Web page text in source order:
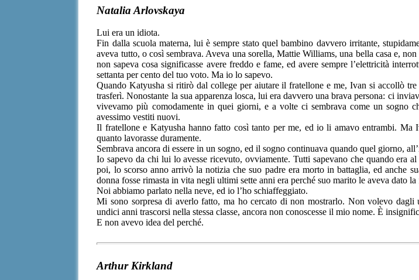
Natalia Arlovskaya
Lui era un idiota.
Fin dalla scuola materna, lui è sempre stato quel bambino davvero irritante,
aveva tutto, o così sembrava. Aveva una sorella, Mattie Williams, una bella casa e,
non sapeva cosa significasse avere freddo e fame, ed avere sempre l’elettricità
settanta per cento del tuo voto. Ma io lo sapevo.
Quando Katyusha si ritirò dal college per aiutare il fratellone e me, Ivan si accollò
trasferì. Nonostante la sua apparenza losca, lui era davvero una brava persona: ci
vivevamo più comodamente in quei giorni, e a volte ci sembrava come un sogno
avessimo vestiti nuovi.
Il fratellone e Katyusha hanno fatto così tanto per me, ed io li amavo entrambi.
quanto lavorasse duramente.
Sembrava ancora di essere in un sogno, ed il sogno continuava quando quel giorno,
Io sapevo da chi lui lo avesse ricevuto, ovviamente. Tutti sapevano che quando era
poi, lo scorso anno arrivò la notizia che suo padre era morto in battaglia, ed anche
donna fosse rimasta in vita negli ultimi sette anni era perché suo marito le aveva dato
Noi abbiamo parlato nella neve, ed io l’ho schiaffeggiato.
Mi sono sorpresa di averlo fatto, ma ho cercato di non mostrarlo. Non volevo
undici anni trascorsi nella stessa classe, ancora non conoscesse il mio nome. È
E non avevo idea del perché.
Arthur Kirkland